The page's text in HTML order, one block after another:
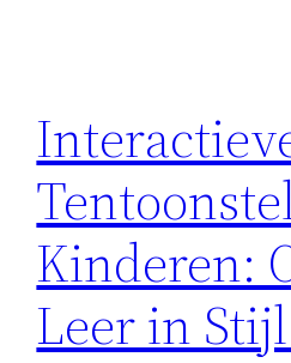
Kinderen:
Leer in